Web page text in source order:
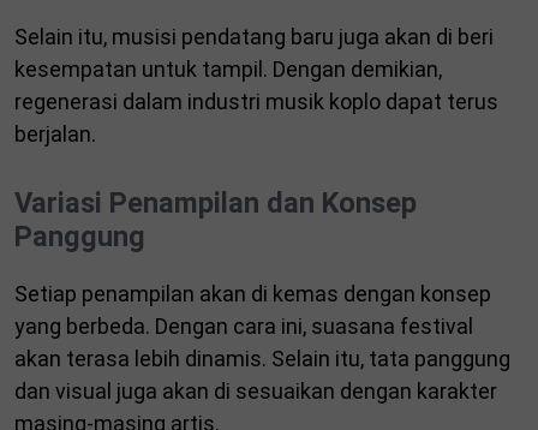
Selain itu, musisi pendatang baru juga akan di beri
kesempatan untuk tampil. Dengan demikian,
regenerasi dalam industri musik koplo dapat terus
berjalan.
Variasi Penampilan dan Konsep
Panggung
Setiap penampilan akan di kemas dengan konsep
yang berbeda. Dengan cara ini, suasana festival
akan terasa lebih dinamis. Selain itu, tata panggung
dan visual juga akan di sesuaikan dengan karakter
masing-masing artis.